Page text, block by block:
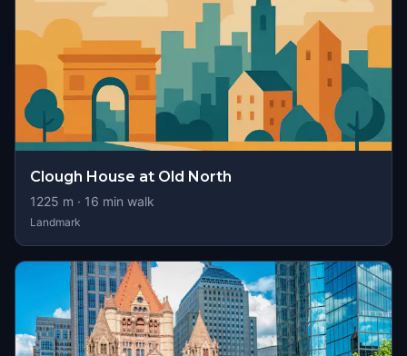
Clough House at Old North
1225 m · 16 min walk
Landmark